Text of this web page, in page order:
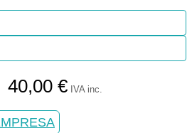
El
precio
era:
62,50 €.
40,00 €El
precio
IVA inc.